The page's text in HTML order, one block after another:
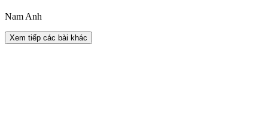
Nam Anh
Xem tiếp các bài khác